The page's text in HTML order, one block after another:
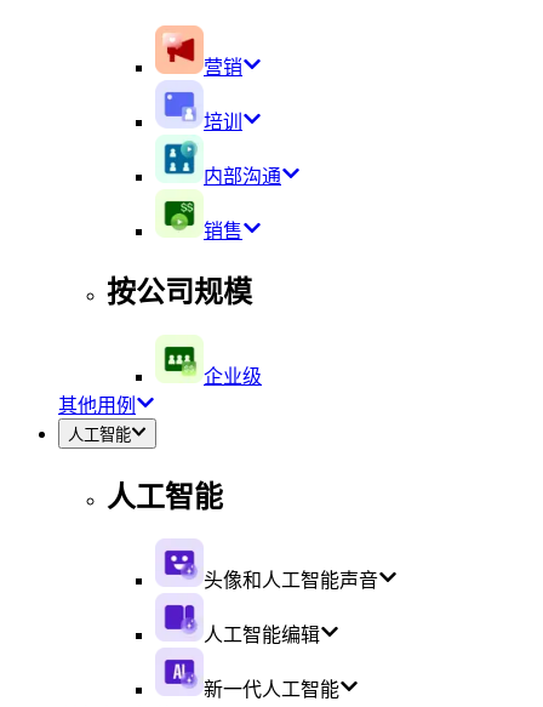
营销
培训
内部沟通
销售
按公司规模
企业级
其他用例
人工智能
人工智能
头像和人工智能声音
人工智能编辑
新一代人工智能